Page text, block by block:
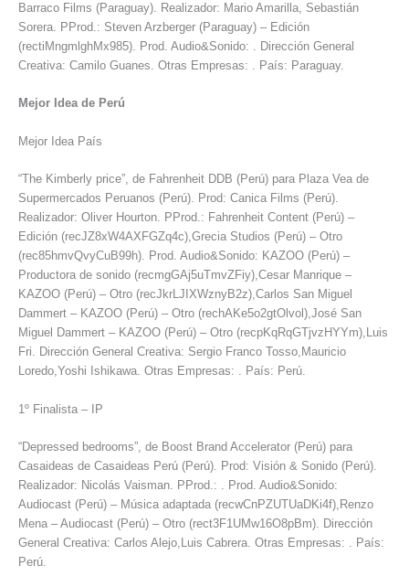
Barraco Films (Paraguay). Realizador: Mario Amarilla, Sebastián
Sorera. PProd.: Steven Arzberger (Paraguay) – Edición
(rectiMngmlghMx985). Prod. Audio&Sonido: . Dirección General
Creativa: Camilo Guanes. Otras Empresas: . País: Paraguay.
Mejor Idea de Perú
Mejor Idea País
“The Kimberly price”, de Fahrenheit DDB (Perú) para Plaza Vea de
Supermercados Peruanos (Perú). Prod: Canica Films (Perú).
Realizador: Oliver Hourton. PProd.: Fahrenheit Content (Perú) –
Edición (recJZ8xW4AXFGZq4c),Grecia Studios (Perú) – Otro
(rec85hmvQvyCuB99h). Prod. Audio&Sonido: KAZOO (Perú) –
Productora de sonido (recmgGAj5uTmvZFiy),Cesar Manrique –
KAZOO (Perú) – Otro (recJkrLJIXWznyB2z),Carlos San Miguel
Dammert – KAZOO (Perú) – Otro (rechAKe5o2gtOlvol),José San
Miguel Dammert – KAZOO (Perú) – Otro (recpKqRqGTjvzHYYm),Luis
Fri. Dirección General Creativa: Sergio Franco Tosso,Mauricio
Loredo,Yoshi Ishikawa. Otras Empresas: . País: Perú.
1º Finalista – IP
“Depressed bedrooms”, de Boost Brand Accelerator (Perú) para
Casaideas de Casaideas Perú (Perú). Prod: Visión & Sonido (Perú).
Realizador: Nicolás Vaisman. PProd.: . Prod. Audio&Sonido:
Audiocast (Perú) – Música adaptada (recwCnPZUTUaDKi4f),Renzo
Mena – Audiocast (Perú) – Otro (rect3F1UMw16O8pBm). Dirección
General Creativa: Carlos Alejo,Luis Cabrera. Otras Empresas: . País:
Perú.